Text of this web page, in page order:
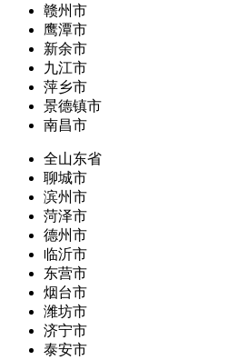
赣州市
鹰潭市
新余市
九江市
萍乡市
景德镇市
南昌市
全山东省
聊城市
滨州市
菏泽市
德州市
临沂市
东营市
烟台市
潍坊市
济宁市
泰安市